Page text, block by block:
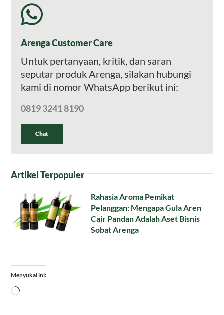
Arenga Customer Care
Untuk pertanyaan, kritik, dan saran
seputar produk Arenga, silakan hubungi
kami di nomor WhatsApp berikut ini:
0819 3241 8190
Chat
Artikel Terpopuler
Rahasia Aroma Pemikat
Pelanggan: Mengapa Gula Aren
Cair Pandan Adalah Aset Bisnis
Sobat Arenga
Menyukai ini:
Memuat...